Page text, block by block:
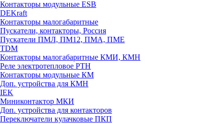
Контакторы модульные ESB
DEKraft
Контакторы малогабаритные
Пускатели, контакторы, Россия
Пускатели ПМЛ, ПМ12, ПМА, ПМЕ
TDM
Контакторы малогабаритные КМИ, КМН
Реле электротепловое РТН
Контакторы модульные КМ
Доп. устройства для КМН
IEK
Миниконтактор МКИ
Доп. устройства для контакторов
Переключатели кулачковые ПКП